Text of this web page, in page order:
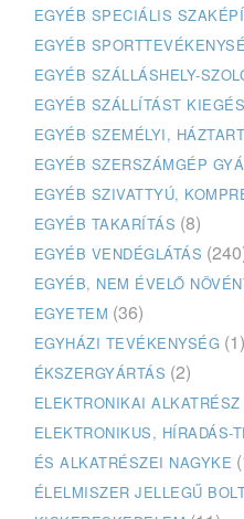
EGYÉB SPECIÁLIS
EGYÉB
EGYÉB SZÁLLÁSHELY-
EGYÉB SZÁLLÍTÁST
EGYÉB SZEMÉLYI,
EGYÉB SZERSZÁMGÉP
EGYÉB SZIVATTYÚ,
EGYÉB TAKARÍTÁS (8)
EGYÉB VENDÉGLÁTÁS
EGYÉB, NEM ÉVELŐ
EGYETEM (36)
EGYHÁZI TEVÉKENYSÉG (1)
ÉKSZERGYÁRTÁS (2)
ELEKTRONIKAI
ELEKTRONIKUS, HÍRADÁS-
ÉS ALKATRÉSZEI NAGYKE
ÉLELMISZER JELLEGŰ